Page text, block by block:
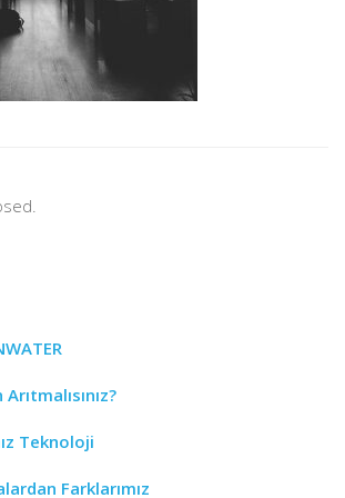
Teknoloji
Farklarımız